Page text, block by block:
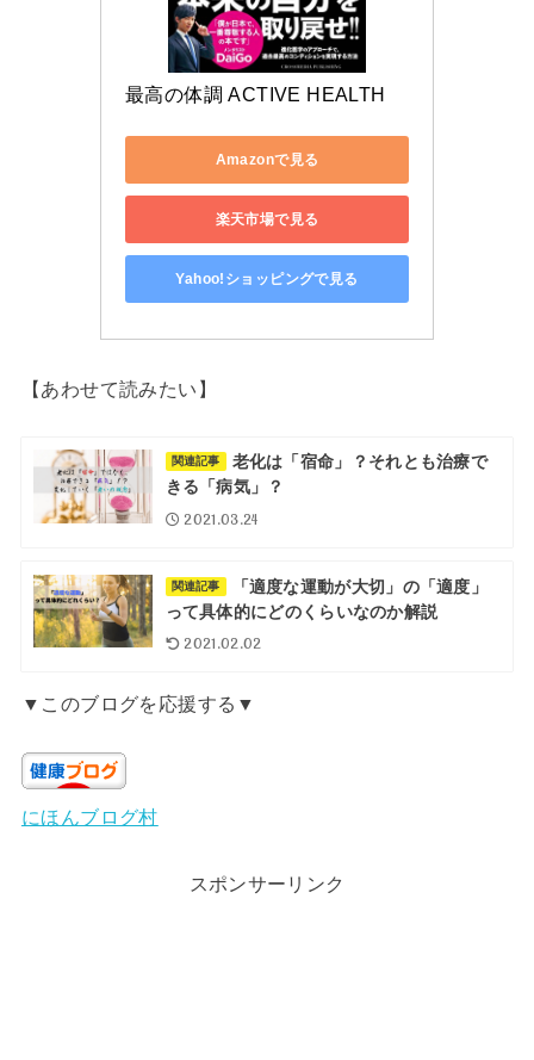
最高の体調 ACTIVE HEALTH
Amazonで見る
楽天市場で見る
Yahoo!ショッピングで見る
【あわせて読みたい】
関連記事
老化は「宿命」？それとも治療で
きる「病気」？
2021.03.24
関連記事
「適度な運動が大切」の「適度」
って具体的にどのくらいなのか解説
2021.02.02
▼このブログを応援する▼
にほんブログ村
スポンサーリンク